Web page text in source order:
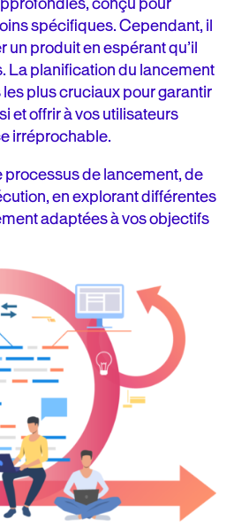
déploiement
(Ring Deployment)
via des rollouts par phases
de lancement
un pilier central de l’Agile
est importante pour les
continue pour les équipes
spécifiques. Cependant, il
un produit en espérant qu’il
La planification du lancement
les plus cruciaux pour garantir
et offrir à vos utilisateurs
irréprochable.
de lancement, de
en explorant différentes
adaptées à vos objectifs